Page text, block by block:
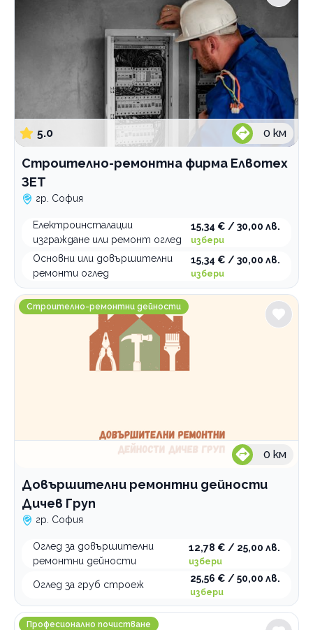
5.0 0 км
Строително-ремонтна фирма Елвотех
ЗЕТ
гр. София
Електроинсталации
изграждане или ремонт оглед
15,34 € / 30,00 лв.
избери
Основни или довършителни
ремонти оглед
15,34 € / 30,00 лв.
избери
Довършителни ремонтни дейности Дичев Груп
Строително-ремонтни дейности
0 км
Довършителни ремонтни дейности
Дичев Груп
гр. София
Оглед за довършителни
ремонтни дейности
12,78 € / 25,00 лв.
избери
Оглед за груб строеж
25,56 € / 50,00 лв.
избери
ЧИЧИ Почистване и Ремонти
Професионално почистване
парапети, метални огради, портали
Професионално почистване
Строително-ремонтни дейности
Професионален домоуправител
Хамалски услуги
По домовете